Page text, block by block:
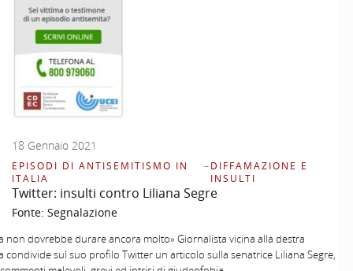
18 Gennaio 2021
EPISODI DI ANTISEMITISMO IN
ITALIA
–DIFFAMAZIONE E
INSULTI
Twitter: insulti contro Liliana Segre
Fonte: Segnalazione
non dovrebbe durare ancora molto» Giornalista vicina alla destra
condivide sul suo profilo Twitter un articolo sulla senatrice Liliana Segre,